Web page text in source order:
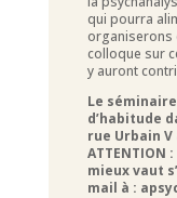
qui pourra
organiserons
colloque sur
y auront
Le
d’habitude
rue Urbain V
mieux vaut
mail à :